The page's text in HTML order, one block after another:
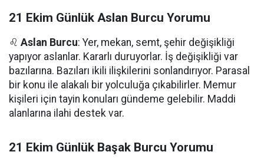
21 Ekim Günlük Aslan Burcu Yorumu
♌ Aslan Burcu: Yer, mekan, semt, şehir değişikliği
yapıyor aslanlar. Kararlı duruyorlar. İş değişikliği var
bazılarına. Bazıları ikili ilişkilerini sonlandırıyor. Parasal
bir konu ile alakalı bir yolculuğa çıkabilirler. Memur
kişileri için tayin konuları gündeme gelebilir. Maddi
alanlarına ilahi destek var.
21 Ekim Günlük Başak Burcu Yorumu